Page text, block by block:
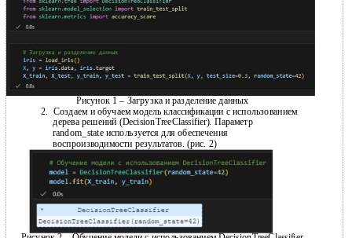
Рисунок 1 – Загрузка и разделение данных
2.
Создаем и обучаем модель классификации с использованием
дерева решений (DecisionTreeClassifier). Параметр
random_state используется для обеспечения
воспроизводимости результатов. (рис. 2)